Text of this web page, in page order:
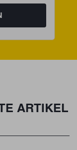
ARTIKEL